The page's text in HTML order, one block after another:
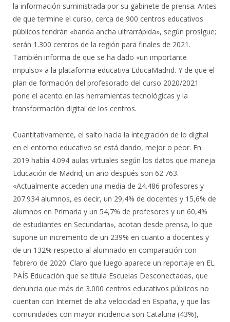
la información suministrada por su gabinete de prensa. Antes
de que termine el curso, cerca de 900 centros educativos
públicos tendrán «banda ancha ultrarrápida», según prosigue;
serán 1.300 centros de la región para finales de 2021.
También informa de que se ha dado «un importante
impulso» a la plataforma educativa EducaMadrid. Y de que el
plan de formación del profesorado del curso 2020/2021
pone el acento en las herramientas tecnológicas y la
transformación digital de los centros.
Cuantitativamente, el salto hacia la integración de lo digital
en el entorno educativo se está dando, mejor o peor. En
2019 había 4.094 aulas virtuales según los datos que maneja
Educación de Madrid; un año después son 62.763.
«Actualmente acceden una media de 24.486 profesores y
207.934 alumnos, es decir, un 29,4% de docentes y 15,6% de
alumnos en Primaria y un 54,7% de profesores y un 60,4%
de estudiantes en Secundaria», acotan desde prensa, lo que
supone un incremento de un 239% en cuanto a docentes y
de un 132% respecto al alumnado en comparación con
febrero de 2020. Claro que luego aparece un reportaje en EL
PAÍS Educación que se titula Escuelas Desconectadas, que
denuncia que más de 3.000 centros educativos públicos no
cuentan con Internet de alta velocidad en España, y que las
comunidades con mayor incidencia son Cataluña (43%),